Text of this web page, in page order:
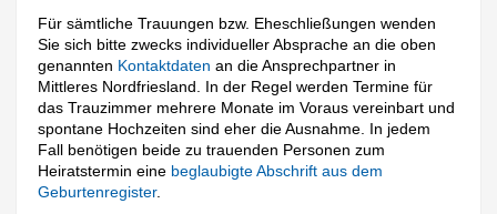
Für sämtliche Trauungen bzw. Eheschließungen wenden
Sie sich bitte zwecks individueller Absprache an die oben
genannten Kontaktdaten an die Ansprechpartner in
Mittleres Nordfriesland. In der Regel werden Termine für
das Trauzimmer mehrere Monate im Voraus vereinbart und
spontane Hochzeiten sind eher die Ausnahme. In jedem
Fall benötigen beide zu trauenden Personen zum
Heiratstermin eine beglaubigte Abschrift aus dem
Geburtenregister.